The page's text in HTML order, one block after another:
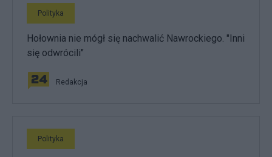
Polityka
Hołownia nie mógł się nachwalić Nawrockiego. "Inni
się odwrócili"
Redakcja
Polityka